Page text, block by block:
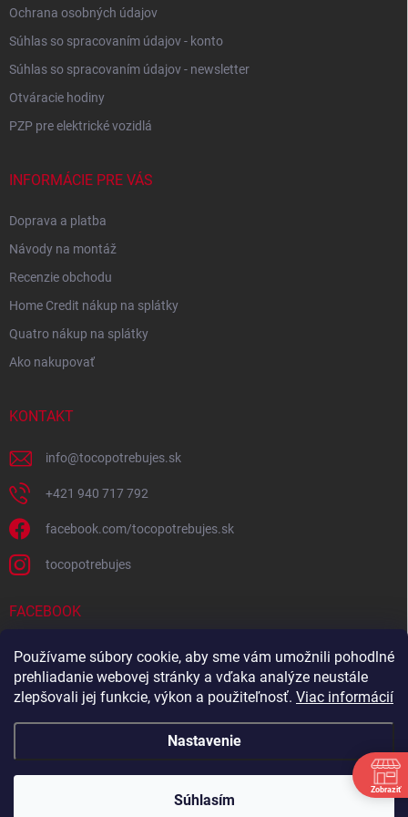
Používame súbory cookie, aby sme vám umožnili pohodlné
prehliadanie webovej stránky a vďaka analýze neustále
zlepšovali jej funkcie, výkon a použiteľnosť. Viac informácií
Nastavenie
Súhlasím
Ochrana osobných údajov
Súhlas so spracovaním údajov - konto
Súhlas so spracovaním údajov - newsletter
Otváracie hodiny
PZP pre elektrické vozidlá
INFORMÁCIE PRE VÁS
Doprava a platba
Návody na montáž
Recenzie obchodu
Home Credit nákup na splátky
Quatro nákup na splátky
Ako nakupovať
KONTAKT
info@tocopotrebujes.sk
+421 940 717 792
facebook.com/tocopotrebujes.sk
tocopotrebujes
FACEBOOK
TOČOPOTREBUJEŠ.sk . Všetky práva vyhradené. Zobraziť